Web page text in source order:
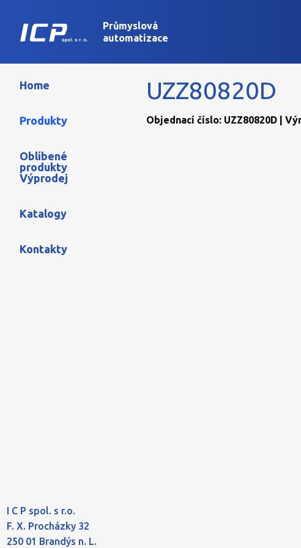
Průmyslová
automatizace
Home
Produkty
Oblíbené
produkty
Výprodej
Katalogy
Kontakty
I C P spol. s r.o.
F. X. Procházky 32
250 01 Brandýs n. L.
UZZ80820D
Objednací číslo: UZZ80820D |